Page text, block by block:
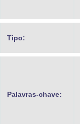
Tipo:
Palavras-chave: